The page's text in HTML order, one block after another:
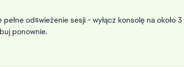
odświeżenie sesji - wyłącz konsolę na
ponownie.